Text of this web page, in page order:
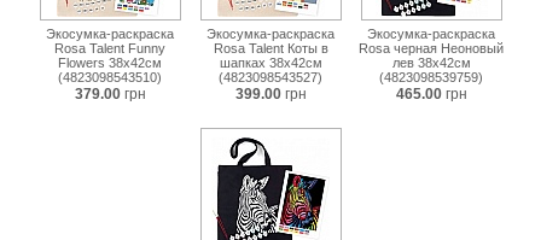
Экосумка-раскраска
Rosa Talent Funny
Flowers 38х42см
(4823098543510)
379.00 грн
Экосумка-раскраска
Rosa Talent Коты в
шапках 38х42см
(4823098543527)
399.00 грн
Экосумка-раскраска
Rosa черная Неоновый
лев 38х42см
(4823098539759)
465.00 грн